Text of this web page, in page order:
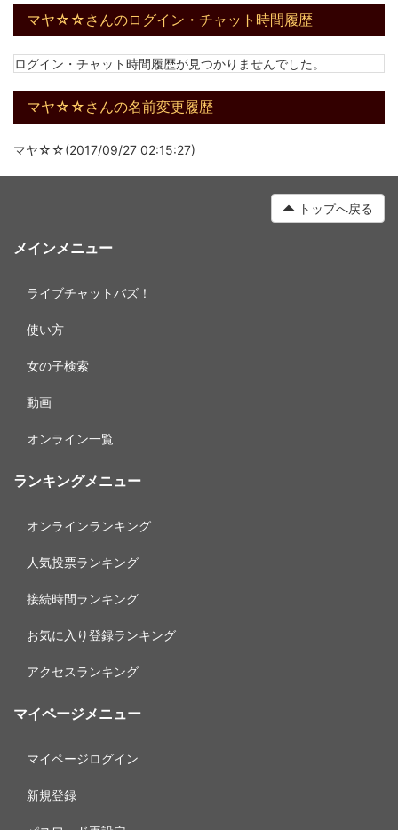
マヤ☆☆さんのログイン・チャット時間履歴
ログイン・チャット時間履歴が見つかりませんでした。
マヤ☆☆さんの名前変更履歴
マヤ☆☆(2017/09/27 02:15:27)
トップへ戻る
メインメニュー
ライブチャットバズ！
使い方
女の子検索
動画
オンライン一覧
ランキングメニュー
オンラインランキング
人気投票ランキング
接続時間ランキング
お気に入り登録ランキング
アクセスランキング
マイページメニュー
マイページログイン
新規登録